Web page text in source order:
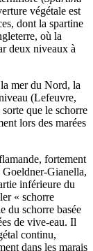
végétale est
dont la spartine
où la
deux niveaux à
mer du Nord, la
(Lefeuvre,
sorte que le schorre
lors des marées
fortement
Goeldner-Gianella,
inférieure du
« schorre
du schorre basée
de vive-eau. Il
continu,
dans les marais